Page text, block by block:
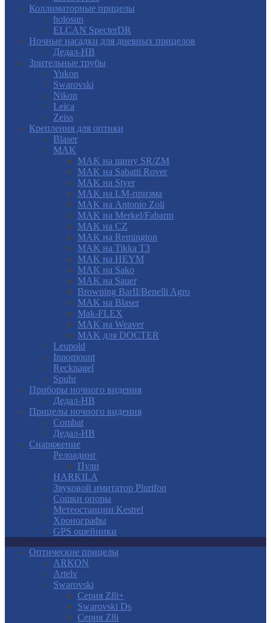
Коллиматорные прицелы
holosun
ELCAN SpecterDR
Ночные насадки для дневных прицелов
Дедал-НВ
Зрительные трубы
Yukon
Swarovski
Nikon
Leica
Zeiss
Крепления для оптики
Blaser
MAK
MAK на шину SR/ZM
MAK на Sabatti Rover
MAK на Styer
MAK на LM-призма
MAK на Antonio Zoli
MAK на Merkel/Fabarm
MAK на CZ
MAK на Remington
MAK на Tikka T3
MAK на HEYM
MAK на Sako
MAK на Sauer
Browning BarII/Benelli Agro
MAK на Blaser
Mak-FLEX
MAK на Weaver
MAK для DOCTER
Leupold
Innomount
Recknagel
Spuhr
Приборы ночного видения
Дедал-НВ
Прицелы ночного видения
Combat
Дедал-НВ
Снаряжение
Релоадинг
Пули
HARKILA
Звуковой имитатор Plurifon
Сошки опоры
Метеостанции Kestrel
Хронографы
GPS ошейники
Оптические прицелы
ARKON
Artelv
Swarovski
Серия Z8i+
Swarovski Ds
Серия Z8i